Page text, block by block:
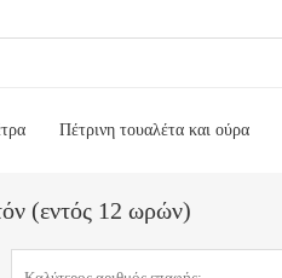
Πέτρινη τουαλέτα και ούρα
(εντός 12 ωρών)